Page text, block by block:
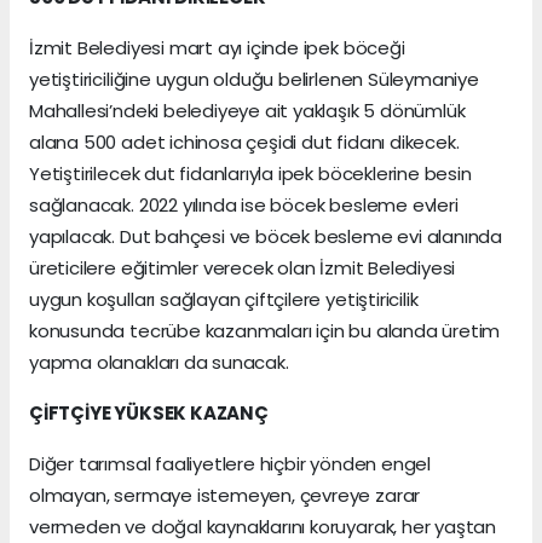
İzmit Belediyesi mart ayı içinde ipek böceği
yetiştiriciliğine uygun olduğu belirlenen Süleymaniye
Mahallesi’ndeki belediyeye ait yaklaşık 5 dönümlük
alana 500 adet ichinosa çeşidi dut fidanı dikecek.
Yetiştirilecek dut fidanlarıyla ipek böceklerine besin
sağlanacak. 2022 yılında ise böcek besleme evleri
yapılacak. Dut bahçesi ve böcek besleme evi alanında
üreticilere eğitimler verecek olan İzmit Belediyesi
uygun koşulları sağlayan çiftçilere yetiştiricilik
konusunda tecrübe kazanmaları için bu alanda üretim
yapma olanakları da sunacak.
ÇİFTÇİYE YÜKSEK KAZANÇ
Diğer tarımsal faaliyetlere hiçbir yönden engel
olmayan, sermaye istemeyen, çevreye zarar
vermeden ve doğal kaynaklarını koruyarak, her yaştan